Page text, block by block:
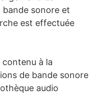
bande sonore et
est effectuée
à la
de bande sonore
audio